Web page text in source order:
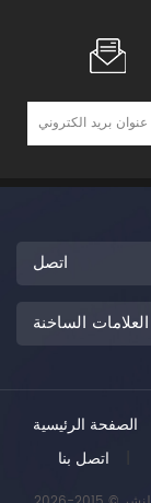
اتصل
العلامات الساخنة
الصفحة الرئيسية
اتصل بنا